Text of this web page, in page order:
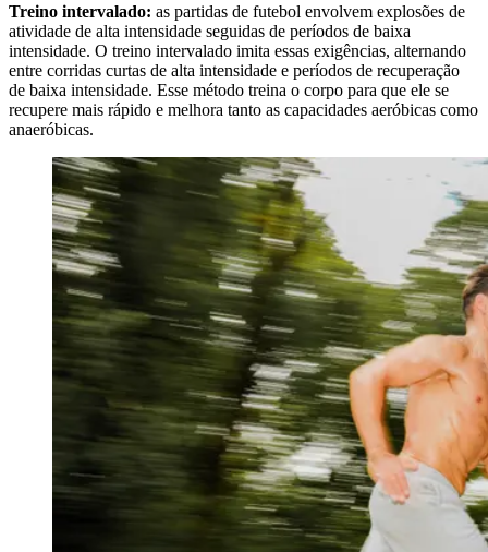
Treino intervalado: as partidas de futebol envolvem explosões de
atividade de alta intensidade seguidas de períodos de baixa
intensidade. O treino intervalado imita essas exigências, alternando
entre corridas curtas de alta intensidade e períodos de recuperação
de baixa intensidade. Esse método treina o corpo para que ele se
recupere mais rápido e melhora tanto as capacidades aeróbicas como
anaeróbicas.